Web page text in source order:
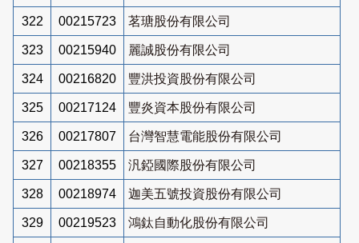
322 00215723 茗瑭股份有限公司
323 00215940 麗誠股份有限公司
324 00216820 豐洪投資股份有限公司
325 00217124 豐炎資本股份有限公司
326 00217807 台灣智慧電能股份有限公司
327 00218355 汎錏國際股份有限公司
328 00218974 迦美五號投資股份有限公司
329 00219523 鴻鈦自動化股份有限公司